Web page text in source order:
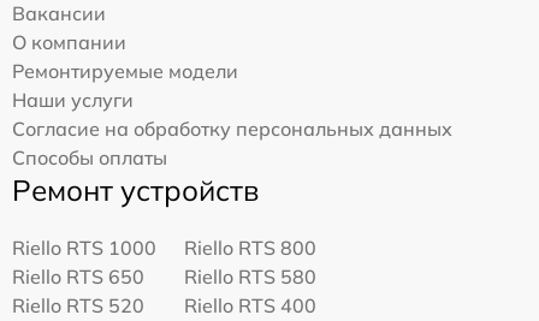
Вакансии
О компании
Ремонтируемые модели
Наши услуги
Согласие на обработку персональных данных
Способы оплаты
Ремонт устройств
Riello RTS 1000
Riello RTS 800
Riello RTS 650
Riello RTS 580
Riello RTS 520
Riello RTS 400